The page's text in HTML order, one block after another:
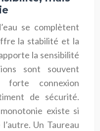
se complètent
la stabilité et la
la sensibilité
sont souvent
forte connexion
de sécurité.
existe si
Un Taureau